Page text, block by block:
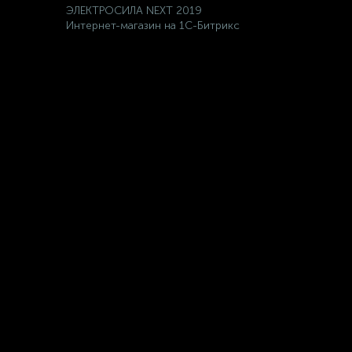
ЭЛЕКТРОСИЛА NEXT 2019
Интернет-магазин на 1С-Битрикс